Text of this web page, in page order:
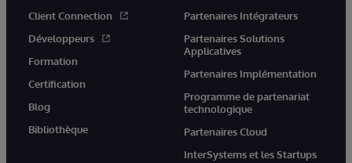
Client Connection
Développeurs
Formation
Certification
Blog
Bibliothèque
Partenaires Intégrateurs
Partenaires Solutions
Applicatives
Partenaires Implémentation
Programme de partenariat
technologique
Partenaires Cloud
InterSystems et les Startups